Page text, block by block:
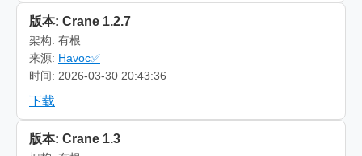
版本: Crane 1.2.7
架构: 有根
来源: Havoc✅
时间: 2026-03-30 20:43:36
下载
版本: Crane 1.3